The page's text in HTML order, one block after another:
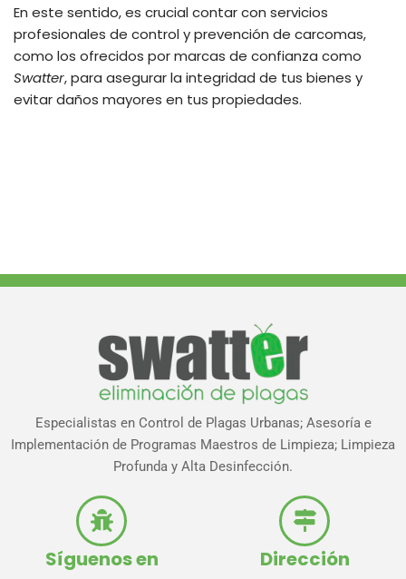
En este sentido, es crucial contar con servicios
profesionales de control y prevención de carcomas,
como los ofrecidos por marcas de confianza como
Swatter, para asegurar la integridad de tus bienes y
evitar daños mayores en tus propiedades.
Especialistas en Control de Plagas Urbanas; Asesoría e
Implementación de Programas Maestros de Limpieza; Limpieza
Profunda y Alta Desinfección.
Síguenos en Dirección